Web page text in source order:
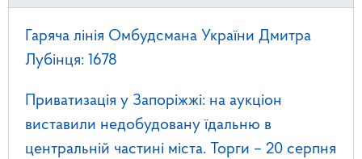
Гаряча лінія Омбудсмана України Дмитра
Лубінця: 1678
Приватизація у Запоріжжі: на аукціон
виставили недобудовану їдальню в
центральній частині міста. Торги – 20 серпня